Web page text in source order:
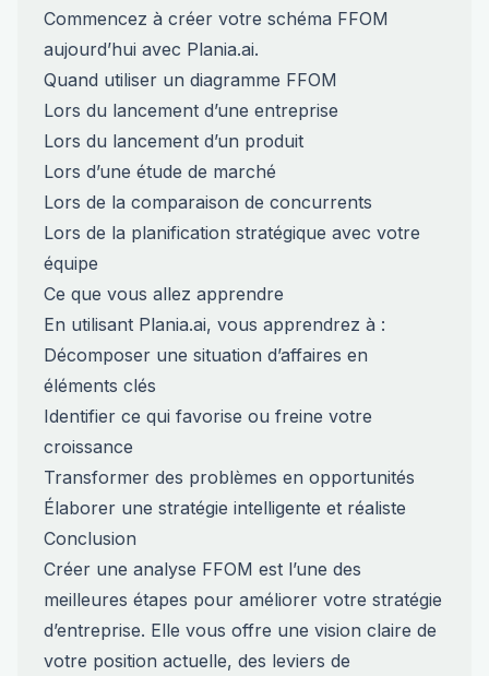
Commencez à créer votre schéma FFOM
aujourd’hui avec Plania.ai.
Quand utiliser un diagramme FFOM
Lors du lancement d’une entreprise
Lors du lancement d’un produit
Lors d’une étude de marché
Lors de la comparaison de concurrents
Lors de la planification stratégique avec votre
équipe
Ce que vous allez apprendre
En utilisant Plania.ai, vous apprendrez à :
Décomposer une situation d’affaires en
éléments clés
Identifier ce qui favorise ou freine votre
croissance
Transformer des problèmes en opportunités
Élaborer une stratégie intelligente et réaliste
Conclusion
Créer une analyse FFOM est l’une des
meilleures étapes pour améliorer votre stratégie
d’entreprise. Elle vous offre une vision claire de
votre position actuelle, des leviers de